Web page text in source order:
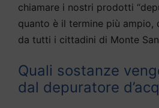
chiamare i nostri prodotti
quanto è il termine più
da tutti i cittadini di Monte
Quali sostanze
dal depuratore